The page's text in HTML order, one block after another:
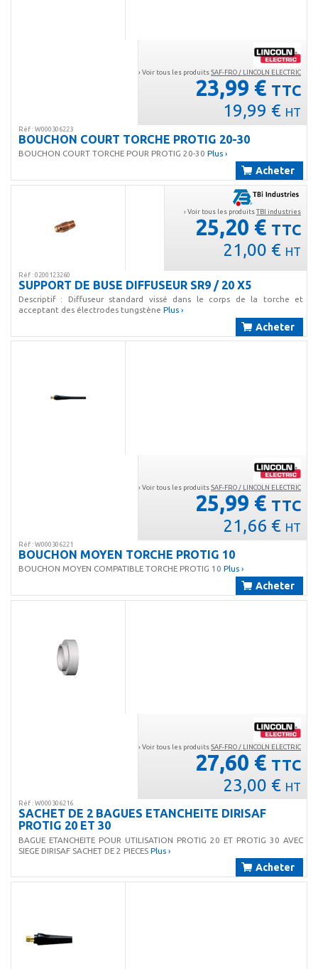
› Voir tous les produitsSAF-FRO / LINCOLN ELECTRIC
23,99 € TTC
19,99 € HT
Réf : W000306223
BOUCHON COURT TORCHE PROTIG 20-30
BOUCHON COURT TORCHE POUR PROTIG 20-30 Plus ›
Acheter
› Voir tous les produitsTBI industries
25,20 € TTC
21,00 € HT
Réf : 0200123260
SUPPORT DE BUSE DIFFUSEUR SR9 / 20 X5
Descriptif : Diffuseur standard vissé dans le corps de la torche et
acceptant des électrodes tungstène Plus ›
Acheter
› Voir tous les produitsSAF-FRO / LINCOLN ELECTRIC
25,99 € TTC
21,66 € HT
Réf : W000306221
BOUCHON MOYEN TORCHE PROTIG 10
BOUCHON MOYEN COMPATIBLE TORCHE PROTIG 10 Plus ›
Acheter
› Voir tous les produitsSAF-FRO / LINCOLN ELECTRIC
27,60 € TTC
23,00 € HT
Réf : W000306216
SACHET DE 2 BAGUES ETANCHEITE DIRISAF
PROTIG 20 ET 30
BAGUE ETANCHEITE POUR UTILISATION PROTIG 20 ET PROTIG 30 AVEC
SIEGE DIRISAF SACHET DE 2 PIECES Plus ›
Acheter